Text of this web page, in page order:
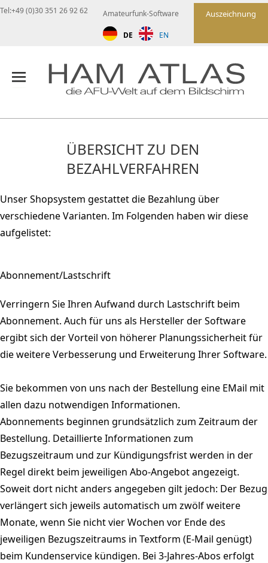
Auszeichnung
Amateurfunk-Software
DE EN
Tel:+49 (0)30 351 26 92 62
ÜBERSICHT ZU DEN
BEZAHLVERFAHREN
Unser Shopsystem gestattet die Bezahlung über
verschiedene Varianten. Im Folgenden haben wir diese
aufgelistet:
Abonnement/Lastschrift
Verringern Sie Ihren Aufwand durch Lastschrift beim
Abonnement. Auch für uns als Hersteller der Software
ergibt sich der Vorteil von höherer Planungssicherheit für
die weitere Verbesserung und Erweiterung Ihrer Software.
Sie bekommen von uns nach der Bestellung eine EMail mit
allen dazu notwendigen Informationen.
Abonnements beginnen grundsätzlich zum Zeitraum der
Bestellung. Detaillierte Informationen zum
Bezugszeitraum und zur Kündigungsfrist werden in der
Regel direkt beim jeweiligen Abo-Angebot angezeigt.
Soweit dort nicht anders angegeben gilt jedoch: Der Bezug
verlängert sich jeweils automatisch um zwölf weitere
Monate, wenn Sie nicht vier Wochen vor Ende des
jeweiligen Bezugszeitraums in Textform (E-Mail genügt)
beim Kundenservice kündigen. Bei 3-Jahres-Abos erfolgt